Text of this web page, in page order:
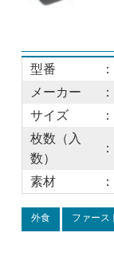
型番 ：
メーカー
：
サイズ
：
枚数（入
数）
：
素材 ：
外食 ファース